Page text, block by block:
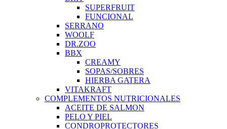
SUPERFRUIT
FUNCIONAL
SERRANO
WOOLF
DR.ZOO
BBX
CREAMY
SOPAS/SOBRES
HIERBA GATERA
VITAKRAFT
COMPLEMENTOS NUTRICIONALES
ACEITE DE SALMON
PELO Y PIEL
CONDROPROTECTORES